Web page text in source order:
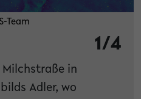
Team
1/4
Milchstraße in
Adler, wo